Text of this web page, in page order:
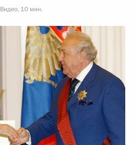
Видео, 10 мин.